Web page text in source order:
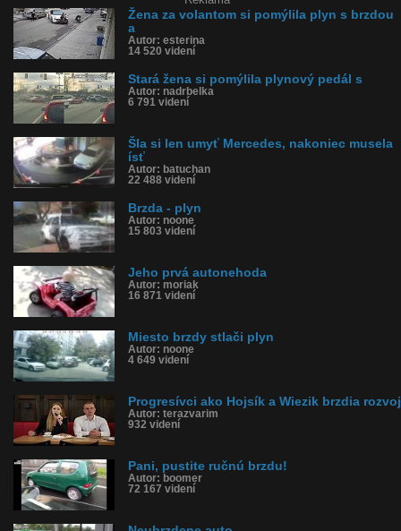
Žena za volantom si pomýlila plyn s brzdou
a
Autor: esterina
14 520 videní
Stará žena si pomýlila plynový pedál s
Autor: nadrbelka
6 791 videní
Šla si len umyť Mercedes, nakoniec musela
ísť
Autor: batuchan
22 488 videní
Brzda - plyn
Autor: noone
15 803 videní
Jeho prvá autonehoda
Autor: moriak
16 871 videní
Miesto brzdy stlači plyn
Autor: noone
4 649 videní
Progresívci ako Hojsík a Wiezik brzdia rozvoj
Autor: terazvarim
932 videní
Pani, pustite ručnú brzdu!
Autor: boomer
72 167 videní